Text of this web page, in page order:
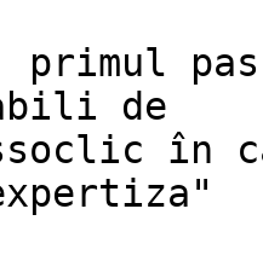
primul
de
în